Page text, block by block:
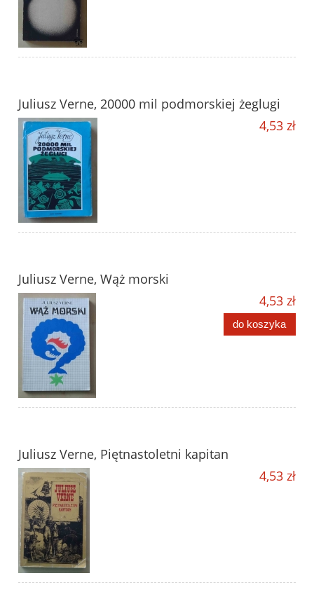
Juliusz Verne, 20000 mil podmorskiej żeglugi
4,53 zł
Juliusz Verne, Wąż morski
4,53 zł
do koszyka
Juliusz Verne, Piętnastoletni kapitan
4,53 zł